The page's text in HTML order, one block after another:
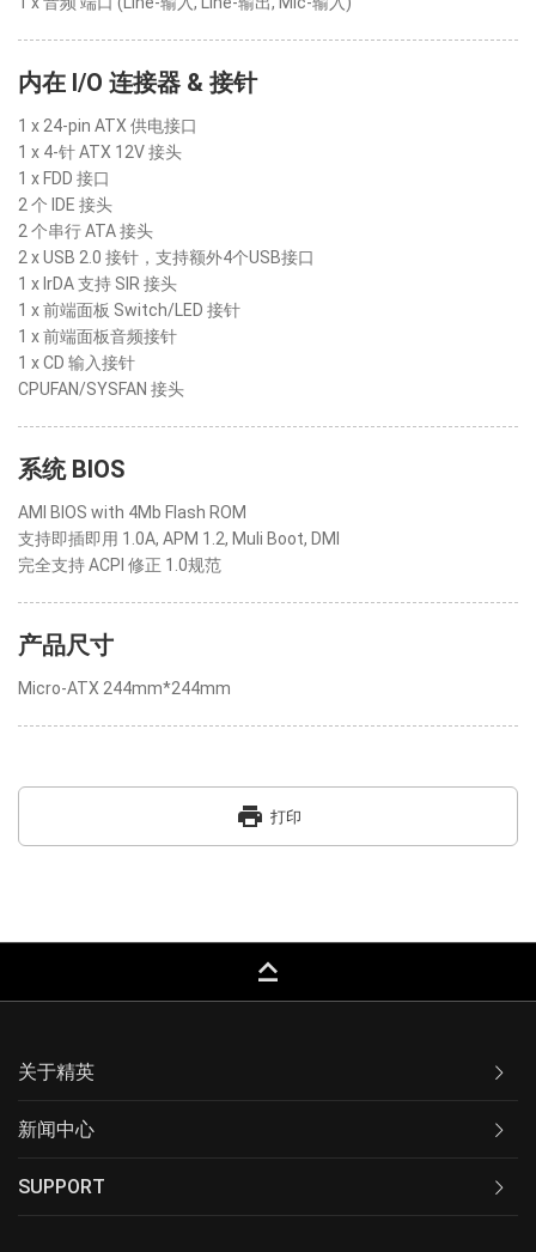
内在 I/O 连接器 & 接针
1 x 24-pin ATX 供电接口
1 x 4-针 ATX 12V 接头
1 x FDD 接口
2 个 IDE 接头
2 个串行 ATA 接头
2 x USB 2.0 接针，支持额外4个USB接口
1 x IrDA 支持 SIR 接头
1 x 前端面板 Switch/LED 接针
1 x 前端面板音频接针
1 x CD 输入接针
CPUFAN/SYSFAN 接头
系统 BIOS
AMI BIOS with 4Mb Flash ROM
支持即插即用 1.0A, APM 1.2, Muli Boot, DMI
完全支持 ACPI 修正 1.0规范
产品尺寸
Micro-ATX 244mm*244mm
print 打印
keyboard_capslock
关于精英
新闻中心
SUPPORT